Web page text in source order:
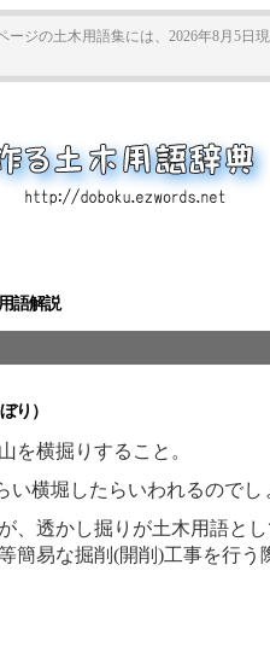
ージの土木用語集には、2026年8月5日
語解説
り）
を横掘りすること。
い横堀したらいわれるのでし
、透かし掘りが土木用語と
簡易な掘削(開削)工事を行う